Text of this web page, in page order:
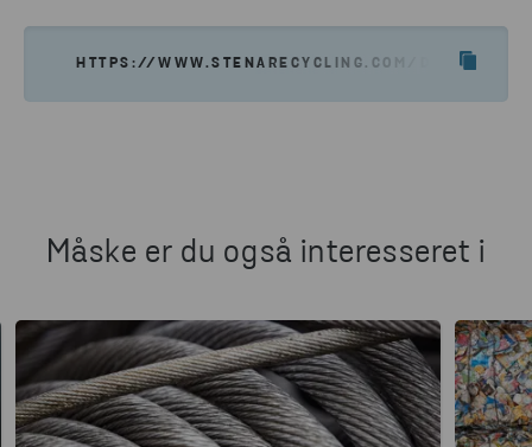
HTTPS://WWW.STENARECYCLING.COM/DA/
Måske er du også interesseret i